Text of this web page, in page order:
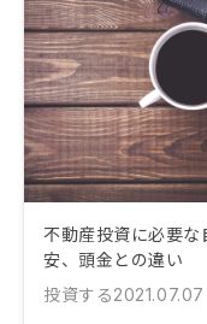
不動産投資に必要な
安、頭金との違い
投資する2021.07.07